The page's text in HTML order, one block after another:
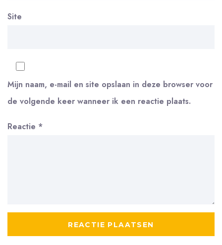
Site
Mijn naam, e-mail en site opslaan in deze browser voor
de volgende keer wanneer ik een reactie plaats.
Reactie *